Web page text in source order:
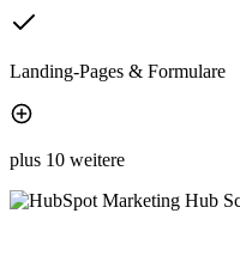
Landing-Pages & Formulare
plus 10 weitere